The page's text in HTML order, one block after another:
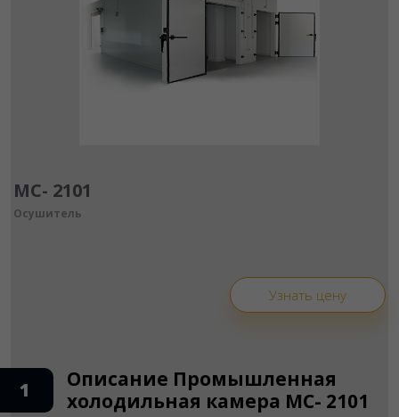
MC- 2101
Осушитель
Узнать цену
1
Описание Промышленная
холодильная камера MC- 2101